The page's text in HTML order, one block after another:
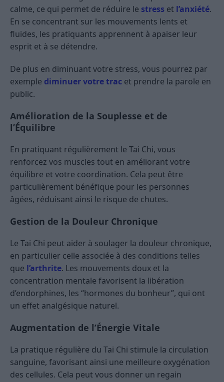
calme, ce qui permet de réduire le stress et l’anxiété.
En se concentrant sur les mouvements lents et
fluides, les pratiquants apprennent à apaiser leur
esprit et à se détendre.
De plus en diminuant votre stress, vous pourrez par
exemple diminuer votre trac et prendre la parole en
public.
Amélioration de la Souplesse et de
l’Équilibre
En pratiquant régulièrement le Tai Chi, vous
renforcez vos muscles tout en améliorant votre
équilibre et votre coordination. Cela peut être
particulièrement bénéfique pour les personnes
âgées, réduisant ainsi le risque de chutes.
Gestion de la Douleur Chronique
Le Tai Chi peut aider à soulager la douleur chronique,
en particulier celle associée à des conditions telles
que l’arthrite. Les mouvements doux et la
concentration mentale favorisent la libération
d’endorphines, les “hormones du bonheur”, qui ont
un effet analgésique naturel.
Augmentation de l’Énergie Vitale
La pratique régulière du Tai Chi stimule la circulation
sanguine, favorisant ainsi une meilleure oxygénation
des cellules. Cela peut vous donner un regain